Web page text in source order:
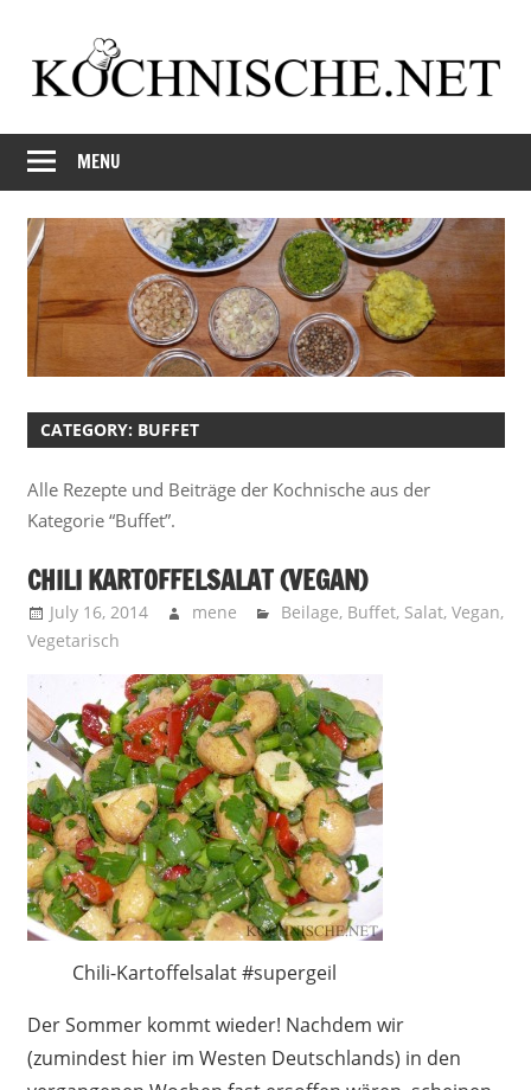
content
Kochnische.net
another
Foodblog
MENU
CATEGORY: BUFFET
Alle Rezepte und Beiträge der Kochnische aus der
Kategorie “Buffet”.
CHILI KARTOFFELSALAT (VEGAN)
July 16, 2014 mene Beilage, Buffet, Salat,Vegan,
Vegetarisch
Chili-Kartoffelsalat #supergeil
Der Sommer kommt wieder! Nachdem wir
(zumindest hier im Westen Deutschlands) in den